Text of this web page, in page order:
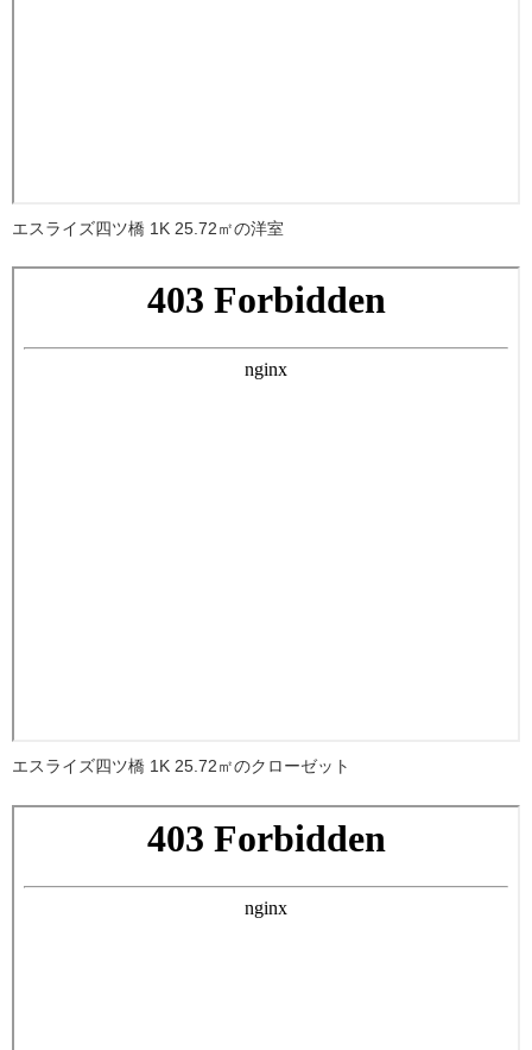
エスライズ四ツ橋 1K 25.72㎡の洋室
エスライズ四ツ橋 1K 25.72㎡のクローゼット